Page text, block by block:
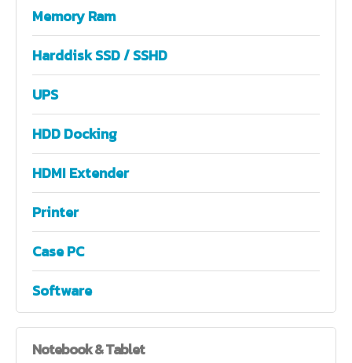
Memory Ram
Harddisk SSD / SSHD
UPS
HDD Docking
HDMI Extender
Printer
Case PC
Software
Notebook& Tablet